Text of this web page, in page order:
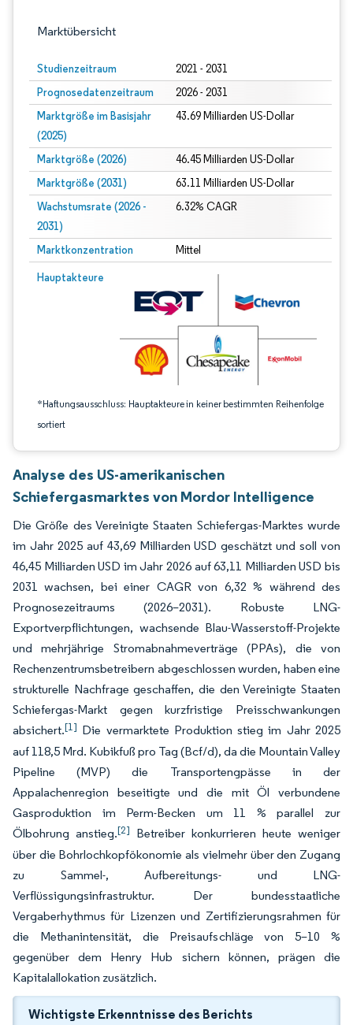
Marktübersicht
Studienzeitraum 2021 - 2031
Prognosedatenzeitraum 2026 - 2031
Marktgröße im Basisjahr
(2025)
43.69 Milliarden US-Dollar
Marktgröße (2026) 46.45 Milliarden US-Dollar
Marktgröße (2031) 63.11 Milliarden US-Dollar
Wachstumsrate (2026 -
2031)
6.32% CAGR
Marktkonzentration Mittel
Hauptakteure
*Haftungsausschluss: Hauptakteure in keiner bestimmten Reihenfolge
sortiert
Bild © Mordor Intelligence. Wiederverwendung erfordert Namensnennung
Analyse des US-amerikanischen
Schiefergasmarktes von Mordor Intelligence
Die Größe des Vereinigte Staaten Schiefergas-Marktes wurde
im Jahr 2025 auf 43,69 Milliarden USD geschätzt und soll von
46,45 Milliarden USD im Jahr 2026 auf 63,11 Milliarden USD bis
2031 wachsen, bei einer CAGR von 6,32 % während des
Prognosezeitraums (2026–2031). Robuste LNG-
Exportverpflichtungen, wachsende Blau-Wasserstoff-Projekte
und mehrjährige Stromabnahmeverträge (PPAs), die von
Rechenzentrumsbetreibern abgeschlossen wurden, haben eine
strukturelle Nachfrage geschaffen, die den Vereinigte Staaten
Schiefergas-Markt gegen kurzfristige Preisschwankungen
absichert.[1] Die vermarktete Produktion stieg im Jahr 2025
auf 118,5 Mrd. Kubikfuß pro Tag (Bcf/d), da die Mountain Valley
Pipeline (MVP) die Transportengpässe in der
Appalachenregion beseitigte und die mit Öl verbundene
Gasproduktion im Perm-Becken um 11 % parallel zur
Ölbohrung anstieg.[2] Betreiber konkurrieren heute weniger
über die Bohrlochkopfökonomie als vielmehr über den Zugang
zu Sammel-, Aufbereitungs- und LNG-
Verflüssigungsinfrastruktur. Der bundesstaatliche
Vergaberhythmus für Lizenzen und Zertifizierungsrahmen für
die Methanintensität, die Preisaufschläge von 5–10 %
gegenüber dem Henry Hub sichern können, prägen die
Kapitalallokation zusätzlich.
Wichtigste Erkenntnisse des Berichts